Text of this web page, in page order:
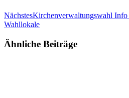
NächstesNächster
Beitrag:
Kirchenverwaltungswahl
Wahllokale
Ähnliche Beiträge